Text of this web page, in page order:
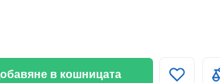
в кошницата